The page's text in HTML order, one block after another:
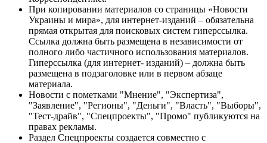
При копировании материалов со страницы «Новости
Украины и мира», для интернет-изданий – обязательна
прямая открытая для поисковых систем гиперссылка.
Ссылка должна быть размещена в независимости от
полного либо частичного использования материалов.
Гиперссылка (для интернет- изданий) – должна быть
размещена в подзаголовке или в первом абзаце
материала.
Новости с пометками "Мнение", "Экспертиза",
"Заявление", "Регионы", "Деньги", "Власть", "Выборы",
"Тест-драйв", "Спецпроекты", "Промо" публикуются на
правах рекламы.
Раздел Спецпроекты создается совместно с